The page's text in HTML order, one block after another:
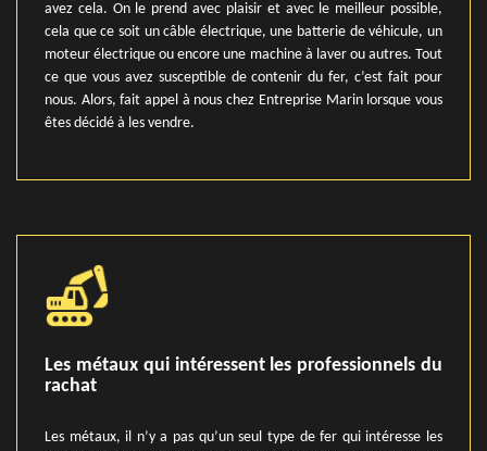
avez cela. On le prend avec plaisir et avec le meilleur possible,
cela que ce soit un câble électrique, une batterie de véhicule, un
moteur électrique ou encore une machine à laver ou autres. Tout
ce que vous avez susceptible de contenir du fer, c’est fait pour
nous. Alors, fait appel à nous chez Entreprise Marin lorsque vous
êtes décidé à les vendre.
Les métaux qui intéressent les professionnels du
rachat
Les métaux, il n’y a pas qu’un seul type de fer qui intéresse les